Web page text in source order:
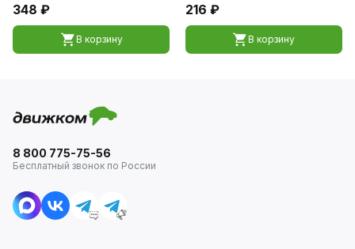
348 ₽
В корзину
216 ₽
В корзину
8 800 775-75-56
Бесплатный звонок по России